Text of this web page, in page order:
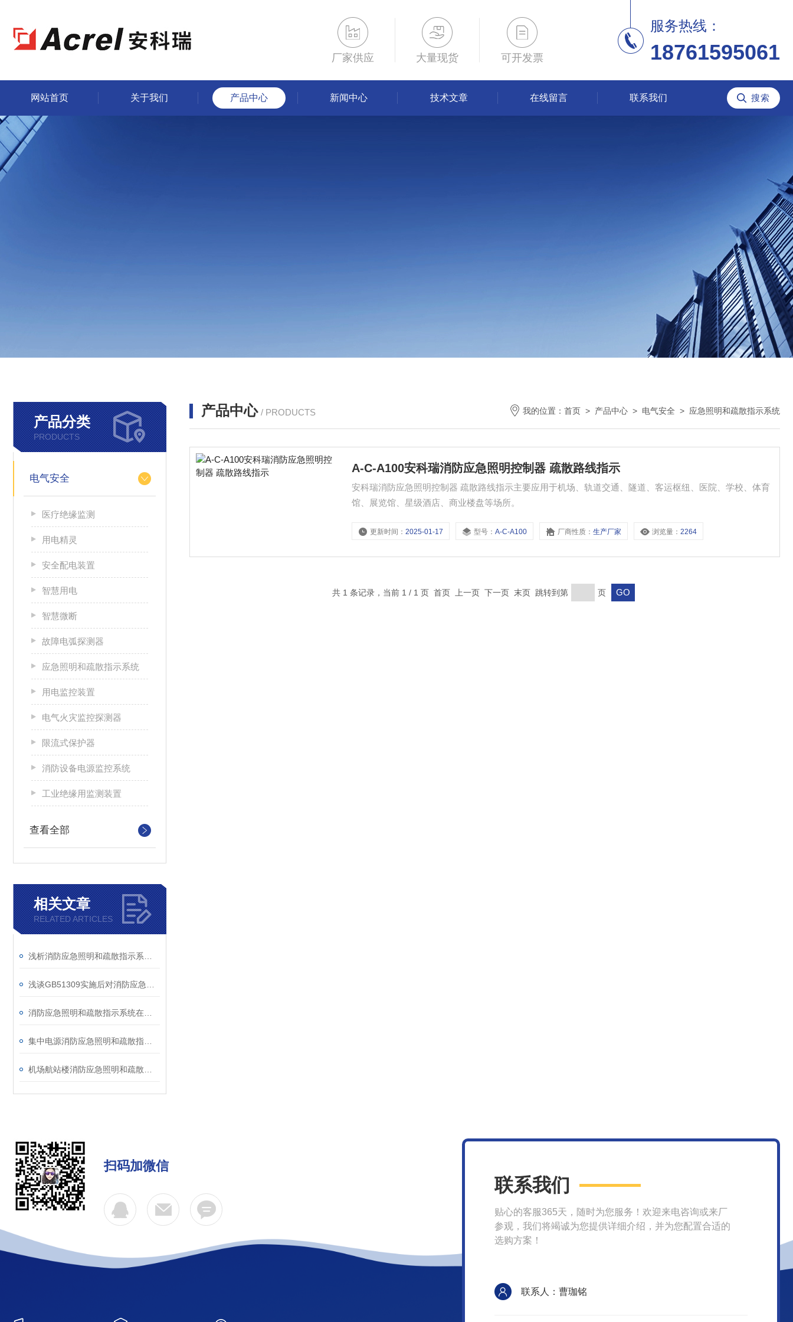
厂家供应 大量现货 可开发票
服务热线：
18761595061
网站首页 关于我们 产品中心 新闻中心 技术文章 在线留言 联系我们
产品分类
PRODUCTS
电气安全
医疗绝缘监测
用电精灵
安全配电装置
智慧用电
智慧微断
故障电弧探测器
应急照明和疏散指示系统
用电监控装置
电气火灾监控探测器
限流式保护器
消防设备电源监控系统
工业绝缘用监测装置
查看全部
相关文章
RELATED ARTICLES
产品中心 / PRODUCTS 我的位置： 首页 > 产品中心 > 电气安全 > 应急照明和疏散指示系统
A-C-A100安科瑞消防应急照明控制器 疏散路线指示
安科瑞消防应急照明控制器 疏散路线指示主要应用于机场、轨道交通、隧道、客运枢纽、医院、学校、体育
馆、展览馆、星级酒店、商业楼盘等场所。
更新时间：2025-01-17 型号：A-C-A100 厂商性质：生产厂家 浏览量：2264
共 1 条记录，当前 1 / 1 页 首页 上一页 下一页 末页 跳转到第 页
扫码加微信
联系我们
贴心的客服365天，随时为您服务！欢迎来电咨询或来厂
参观，我们将竭诚为您提供详细介绍，并为您配置合适的
选购方案！
联系人：曹珈铭